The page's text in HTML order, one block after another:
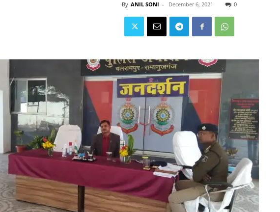
By ANIL SONI - December 6, 2021 0